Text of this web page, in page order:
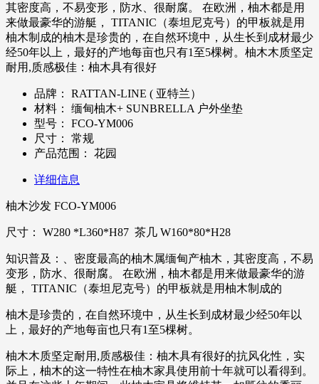
其密度高，不易变形，防水、很耐腐。 在欧洲，柚木都是用
来做最豪华的游艇， TITANIC（泰坦尼克号）的甲板就是用
柚木制成的柚木是珍贵的，在自然环境中，从生长到成材最少
经50年以上，最好的产地每亩也只有1至5棵树。柚木木质坚定
耐用,质感极佳：柚木具有很好
品牌：
RATTAN-LINE ( 亚特兰）
材料：
缅甸柚木+ SUNBRELLA 户外坐垫
型号：
FCO-YM006
尺寸：
常规
产品范围：
花园
详细信息
柚木沙发 FCO-YM006
尺寸： W280 *L360*H87 茶几 W160*80*H28
知识普及：、密度最高的柚木属缅甸产柚木，其密度高，不易
变形，防水、很耐腐。 在欧洲，柚木都是用来做最豪华的游
艇， TITANIC（泰坦尼克号）的甲板就是用柚木制成的
柚木是珍贵的，在自然环境中，从生长到成材最少经50年以
上，最好的产地每亩也只有1至5棵树。
柚木木质坚定耐用,质感极佳：柚木具有很好的抗风化性，实
际上，柚木的这一特性在柚木家具使用前十年就可以看得到。